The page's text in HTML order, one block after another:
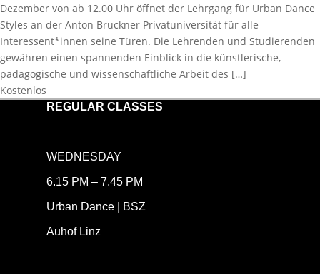
Dezember von ab 12.00 Uhr öffnet der Lehrgang für Urban Dance
Styles an der Anton Bruckner Privatuniversität für alle
Interessent*innen seine Türen. Die Lehrenden und Studierenden
gewähren einen spannenden Einblick in die künstlerische,
pädagogische und wissenschaftliche Arbeit des […]
Kostenlos
REGULAR CLASSES
WEDNESDAY
6.15 PM – 7.45 PM
Urban Dance | BSZ
Auhof Linz